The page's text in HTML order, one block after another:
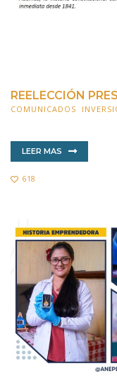
REELECCIÓN
COMUNICADOS
LEER MAS
618